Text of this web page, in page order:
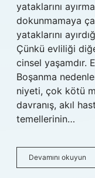
yataklarını
dokunmamaya
yataklarını
Çünkü evliliği
cinsel yaşamdır.
Boşanma
niyeti, çok kötü
davranış, akıl
temellerinin…
Devamını okuyun